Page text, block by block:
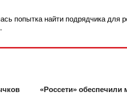
попытка найти подрядчика
«Россети»